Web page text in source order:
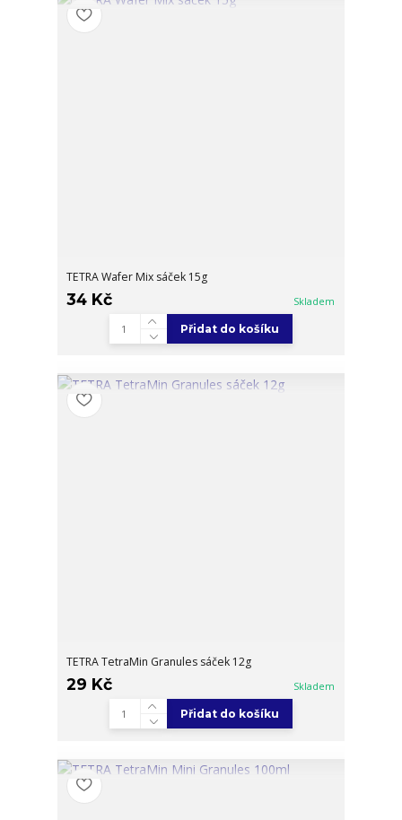
TETRA Wafer Mix sáček 15g
34 Kč Skladem
Přidat do košíku
TETRA TetraMin Granules sáček 12g
29 Kč Skladem
Přidat do košíku